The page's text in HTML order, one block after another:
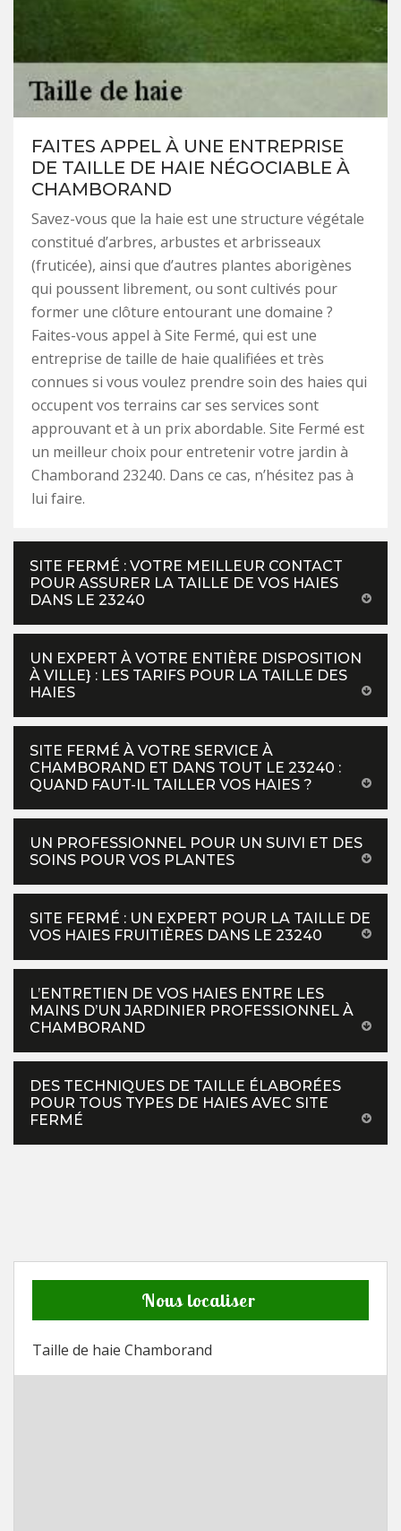
FAITES APPEL À UNE ENTREPRISE
DE TAILLE DE HAIE NÉGOCIABLE À
CHAMBORAND
Savez-vous que la haie est une structure végétale
constitué d’arbres, arbustes et arbrisseaux
(fruticée), ainsi que d’autres plantes aborigènes
qui poussent librement, ou sont cultivés pour
former une clôture entourant une domaine ?
Faites-vous appel à Site Fermé, qui est une
entreprise de taille de haie qualifiées et très
connues si vous voulez prendre soin des haies qui
occupent vos terrains car ses services sont
approuvant et à un prix abordable. Site Fermé est
un meilleur choix pour entretenir votre jardin à
Chamborand 23240. Dans ce cas, n’hésitez pas à
lui faire.
SITE FERMÉ : VOTRE MEILLEUR CONTACT
POUR ASSURER LA TAILLE DE VOS HAIES
DANS LE 23240
UN EXPERT À VOTRE ENTIÈRE DISPOSITION
À VILLE} : LES TARIFS POUR LA TAILLE DES
HAIES
SITE FERMÉ À VOTRE SERVICE À
CHAMBORAND ET DANS TOUT LE 23240 :
QUAND FAUT-IL TAILLER VOS HAIES ?
UN PROFESSIONNEL POUR UN SUIVI ET DES
SOINS POUR VOS PLANTES
SITE FERMÉ : UN EXPERT POUR LA TAILLE DE
VOS HAIES FRUITIÈRES DANS LE 23240
L’ENTRETIEN DE VOS HAIES ENTRE LES
MAINS D’UN JARDINIER PROFESSIONNEL À
CHAMBORAND
DES TECHNIQUES DE TAILLE ÉLABORÉES
POUR TOUS TYPES DE HAIES AVEC SITE
FERMÉ
Nous localiser
Taille de haie Chamborand